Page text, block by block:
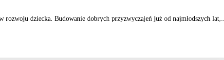
dziecka. Budowanie dobrych przyzwyczajeń już od najmłodszych lat,...